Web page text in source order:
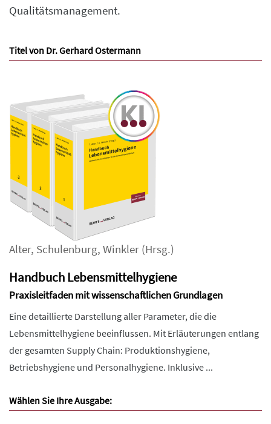
Qualitätsmanagement.
Titel von Dr. Gerhard Ostermann
Alter, Schulenburg, Winkler (Hrsg.)
Handbuch Lebensmittelhygiene
Praxisleitfaden mit wissenschaftlichen Grundlagen
Eine detaillierte Darstellung aller Parameter, die die
Lebensmittelhygiene beeinflussen. Mit Erläuterungen entlang
der gesamten Supply Chain: Produktionshygiene,
Betriebshygiene und Personalhygiene. Inklusive ...
Wählen Sie Ihre Ausgabe: